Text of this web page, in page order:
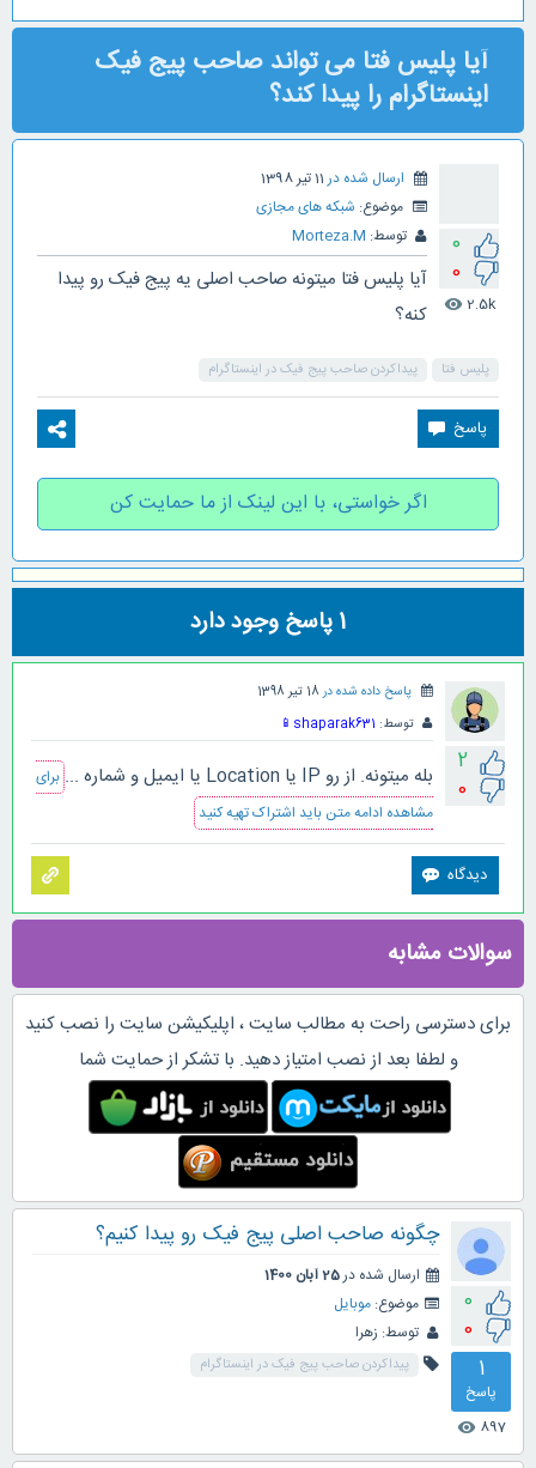
آیا پلیس فتا می تواند صاحب پیج فیک
اینستاگرام را پیدا کند؟
0
0
2.5k
visibility
ارسال شده در 11 تیر 1398
موضوع: شبکه های مجازی
توسط: Morteza.M
آیا پلیس فتا میتونه صاحب اصلی یه پیج فیک رو پیدا
کنه؟
پلیس فتا پیداکردن صاحب پیج فیک در اینستاگرام
اگر خواستی، با این لینک از ما حمایت کن
1پاسخ وجود دارد
2
0
پاسخ داده شده در18 تیر 1398
توسط: shaparak631
📱
بله میتونه. از رو IP یا Location یا ایمیل و شماره ...
برای
مشاهده ادامه متن باید اشتراک تهیه کنید
سوالات مشابه
برای دسترسی راحت به مطالب سایت ، اپلیکیشن سایت را نصب کنید
و لطفا بعد از نصب امتیاز دهید. با تشکر از حمایت شما
0
0
1
پاسخ
897
visibility
چگونه صاحب اصلی پیج فیک رو پیدا کنیم؟
ارسال شده در25 آبان 1400
موضوع: موبایل
توسط: زهرا
پیداکردن صاحب پیج فیک در اینستاگرام